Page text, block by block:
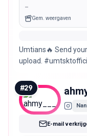
-
Gem. weergaven
Umtians🔥 Send
upload.
#29
E-mail